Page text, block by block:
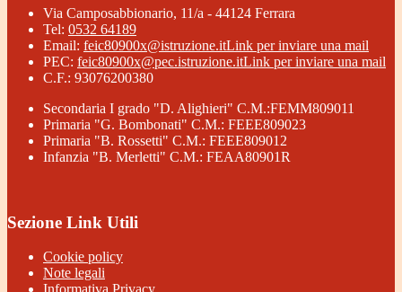
Via Camposabbionario, 11/a - 44124 Ferrara
Tel: 0532 64189
Email: feic80900x@istruzione.itLink per inviare una mail
PEC: feic80900x@pec.istruzione.itLink per inviare una mail
C.F.: 93076200380
Secondaria I grado "D. Alighieri" C.M.:FEMM809011
Primaria "G. Bombonati" C.M.: FEEE809023
Primaria "B. Rossetti" C.M.: FEEE809012
Infanzia "B. Merletti" C.M.: FEAA80901R
Sezione Link Utili
Cookie policy
Note legali